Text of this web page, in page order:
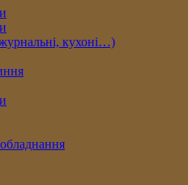
кухоні…)
обладнання